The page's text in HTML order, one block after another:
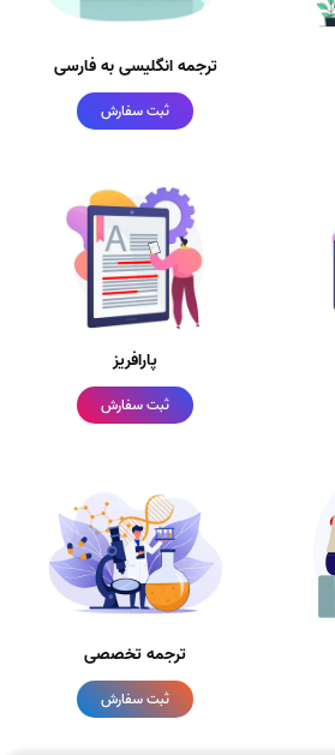
ترجمه انگلیسی به فارسی
ثبت سفارش
پارافریز
ثبت سفارش
ترجمه تخصصی
ثبت سفارش